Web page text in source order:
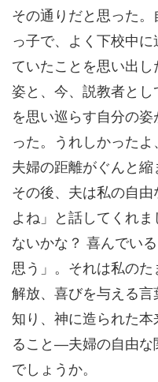
その通りだと思った
っ子で、よく下校中
ていたことを思い出
姿と、今、説教者と
を思い巡らす自分の
った。うれしかったよ
夫婦の距離がぐんと縮
その後、夫は私の自
よね」と話してくれ
ないかな？ 喜んでい
思う」。それは私の
解放、喜びを与える
知り、神に造られた
ること―夫婦の自由な
でしょうか。